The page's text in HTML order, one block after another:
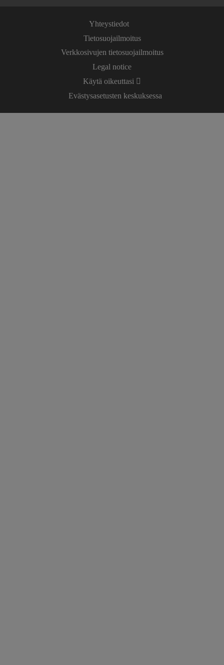
Yhteystiedot
Tietosuojailmoitus
Verkkosivujen tietosuojailmoitus
Legal notice
Käytä oikeuttasi
Evästysasetusten keskuksessa